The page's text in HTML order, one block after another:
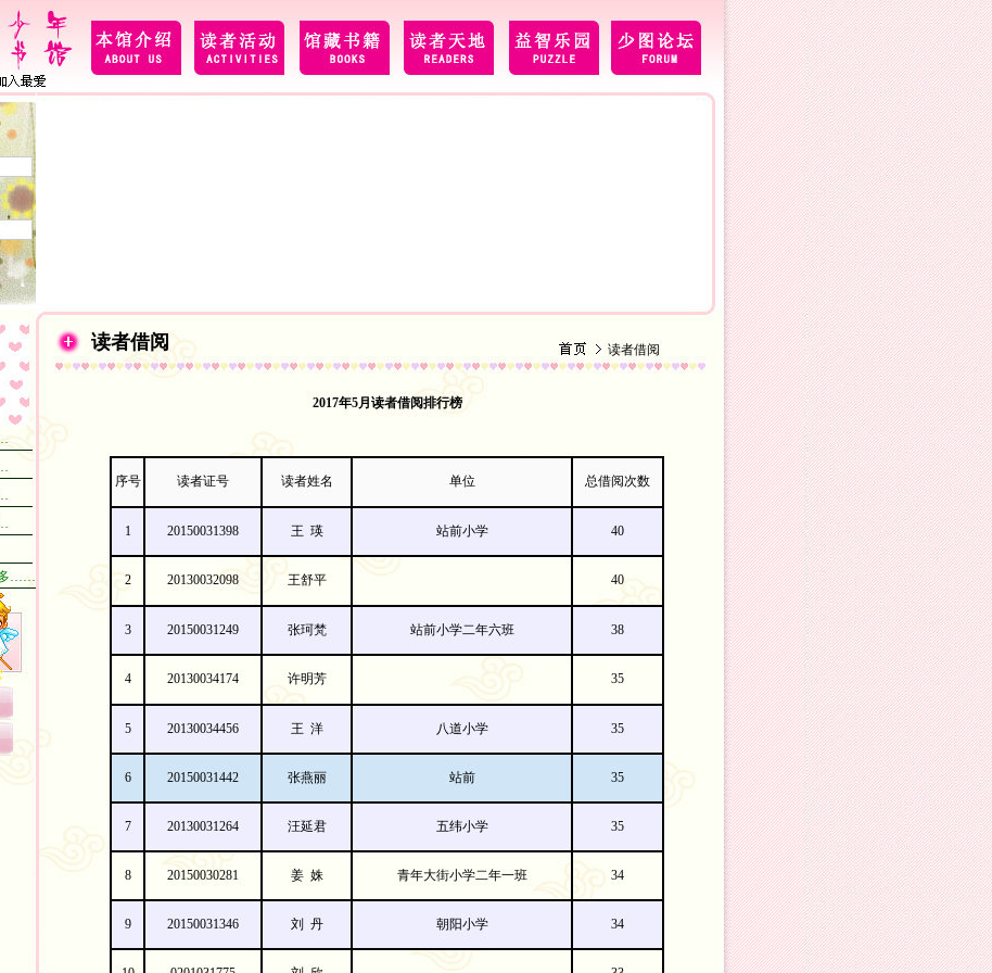
……
读者借阅 读者借阅
2017年5月读者借阅排行榜
序号 读者证号 读者姓名 单位 总借阅次数
1 20150031398 王 瑛 站前小学 40
2 20130032098 王舒平 40
3 20150031249 张珂梵 站前小学二年六班 38
4 20130034174 许明芳 35
5 20130034456 王 洋 八道小学 35
6 20150031442 张燕丽 站前 35
7 20130031264 汪延君 五纬小学 35
8 20150030281 姜 姝 青年大街小学二年一班 34
9 20150031346 刘 丹 朝阳小学 34